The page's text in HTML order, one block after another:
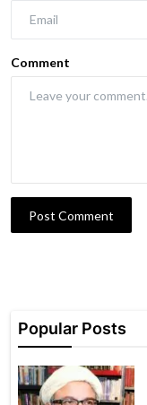
Comment
Post Comment
Popular Posts